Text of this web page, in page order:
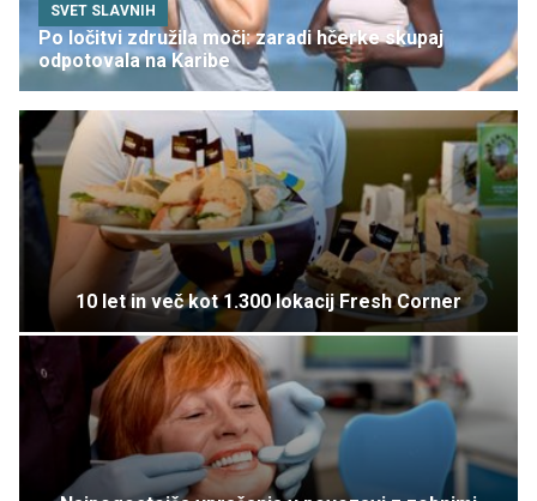
SVET SLAVNIH
Po ločitvi združila moči: zaradi hčerke skupaj
odpotovala na Karibe
10 let in več kot 1.300 lokacij Fresh Corner